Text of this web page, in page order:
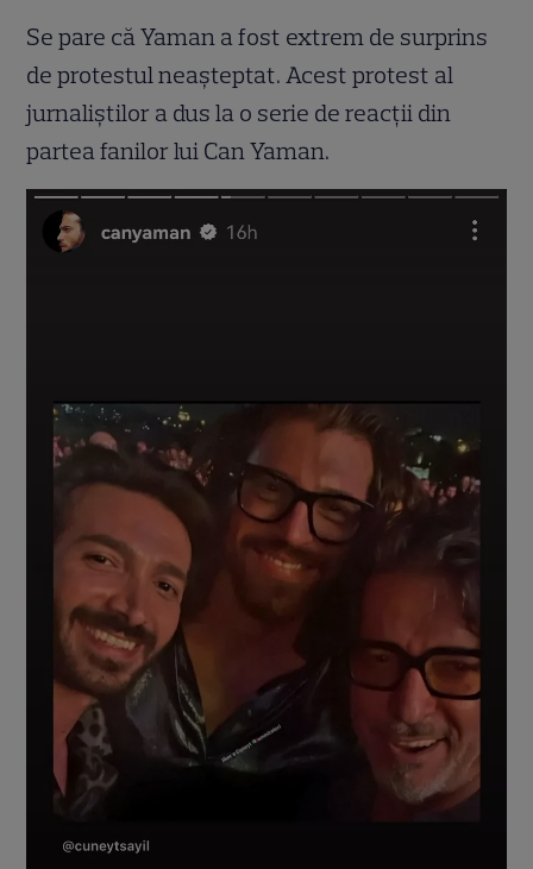
Se pare că Yaman a fost extrem de surprins
de protestul neașteptat. Acest protest al
jurnaliștilor a dus la o serie de reacții din
partea fanilor lui Can Yaman.